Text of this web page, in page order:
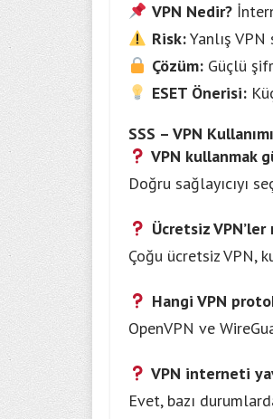
VPN Nedir?
Risk:Yanlış
Çözüm:Güçlü
ESET Önerisi:
SSS – VPN
VPN kullanmak
Doğru sağlayıcıyı
Ücretsiz
Çoğu ücretsiz VPN,
Hangi VPN
OpenVPN ve
VPN interneti
Evet, bazı